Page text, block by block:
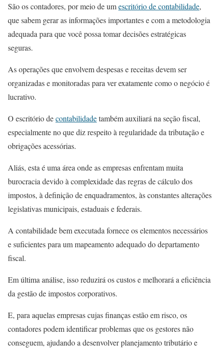
São os contadores, por meio de umescritório de contabilidade,
que sabem gerar as informações importantes e com a metodologia
adequada para que você possa tomar decisões estratégicas
seguras.
As operações que envolvem despesas e receitas devem ser
organizadas e monitoradas para ver exatamente como o negócio é
lucrativo.
O escritório decontabilidadetambém auxiliará na seção fiscal,
especialmente no que diz respeito à regularidade da tributação e
obrigações acessórias.
Aliás, esta é uma área onde as empresas enfrentam muita
burocracia devido à complexidade das regras de cálculo dos
impostos, à definição de enquadramentos, às constantes alterações
legislativas municipais, estaduais e federais.
A contabilidade bem executada fornece os elementos necessários
e suficientes para um mapeamento adequado do departamento
fiscal.
Em última análise, isso reduzirá os custos e melhorará a eficiência
da gestão de impostos corporativos.
E, para aquelas empresas cujas finanças estão em risco, os
contadores podem identificar problemas que os gestores não
conseguem, ajudando a desenvolver planejamento tributário e